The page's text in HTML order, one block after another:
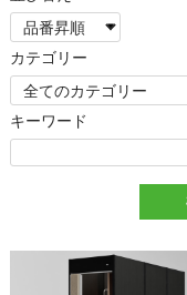
カテゴリー
キーワード